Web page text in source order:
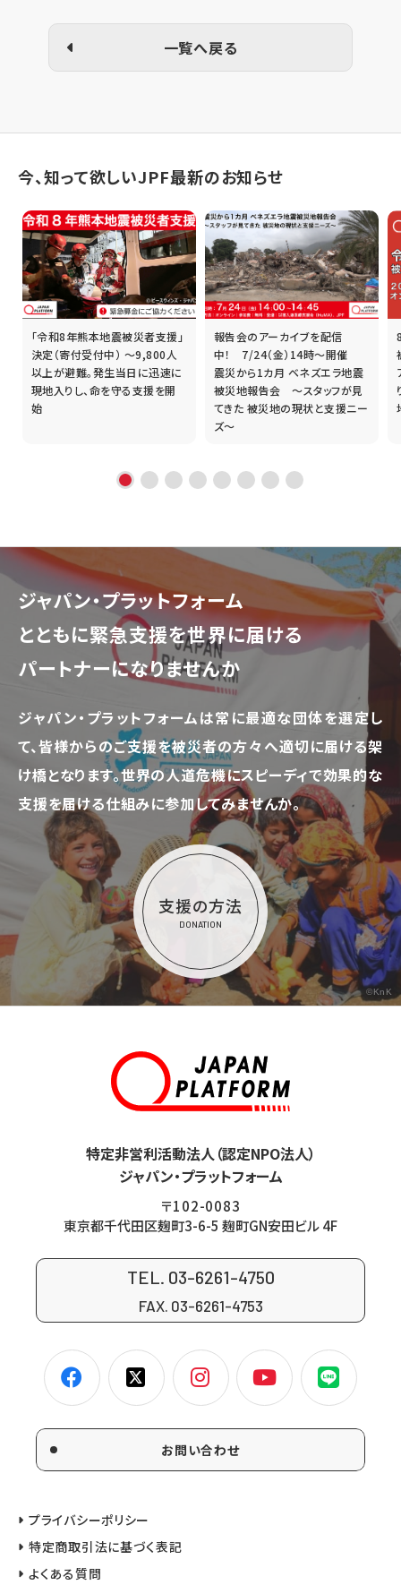
一覧へ戻る
今、知って欲しいJPF最新のお知らせ
「令和8年熊本地震被災者支援」
決定（寄付受付中） ～9,800人
以上が避難。発生当日に迅速に
現地入りし、命を守る支援を開
始
報告会のアーカイブを配信
中！ 7/24（金）14時～開催
震災から1カ月 ベネズエラ地震
被災地報告会 ～スタッフが見
てきた 被災地の現状と支援ニー
ズ～
ジャパン・プラットフォーム
とともに緊急支援を世界に届ける
パートナーになりませんか
ジャパン・プラットフォームは常に最適な団体を選定し
て、皆様からのご支援を被災者の方々へ適切に届ける架
け橋となります。世界の人道危機にスピーディで効果的な
支援を届ける仕組みに参加してみませんか。
支援の方法
DONATION
©KnK
特定非営利活動法人（認定NPO法人）
ジャパン・プラットフォーム
〒102-0083
東京都千代田区麹町3-6-5 麹町GN安田ビル 4F
TEL. 03-6261-4750
FAX. 03-6261-4753
お問い合わせ
プライバシーポリシー
特定商取引法に基づく表記
よくある質問